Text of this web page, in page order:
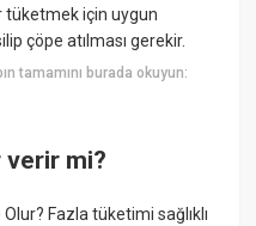
tüketmek için uygun
çöpe atılması gerekir.
tamamını burada okuyun:
verir mi?
Fazla tüketimi sağlıklı